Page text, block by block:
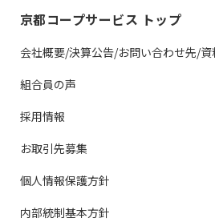
京都コープサービス トップ
会社概要/決算公告/お問い合わせ先/
組合員の声
採用情報
お取引先募集
個人情報保護方針
内部統制基本方針